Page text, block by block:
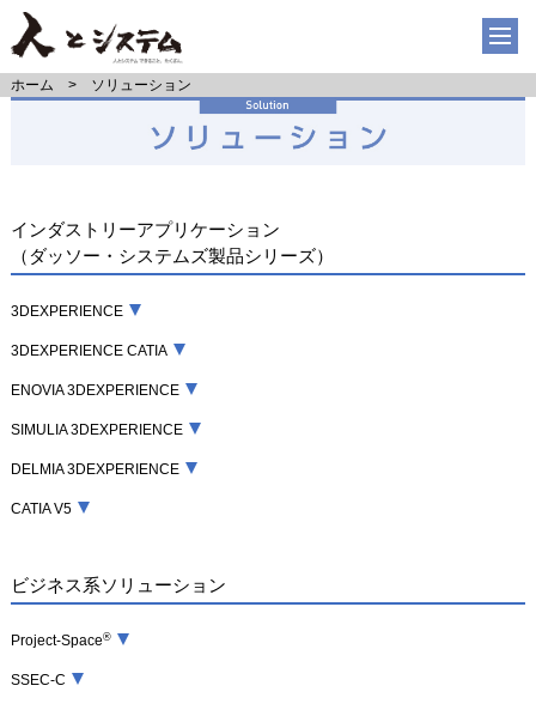
ホーム ソリューション
インダストリーアプリケーション
（ダッソー・システムズ製品シリーズ）
3DEXPERIENCE
3DEXPERIENCE CATIA
ENOVIA 3DEXPERIENCE
SIMULIA 3DEXPERIENCE
DELMIA 3DEXPERIENCE
CATIA V5
ビジネス系ソリューション
Project-Space®
SSEC-C